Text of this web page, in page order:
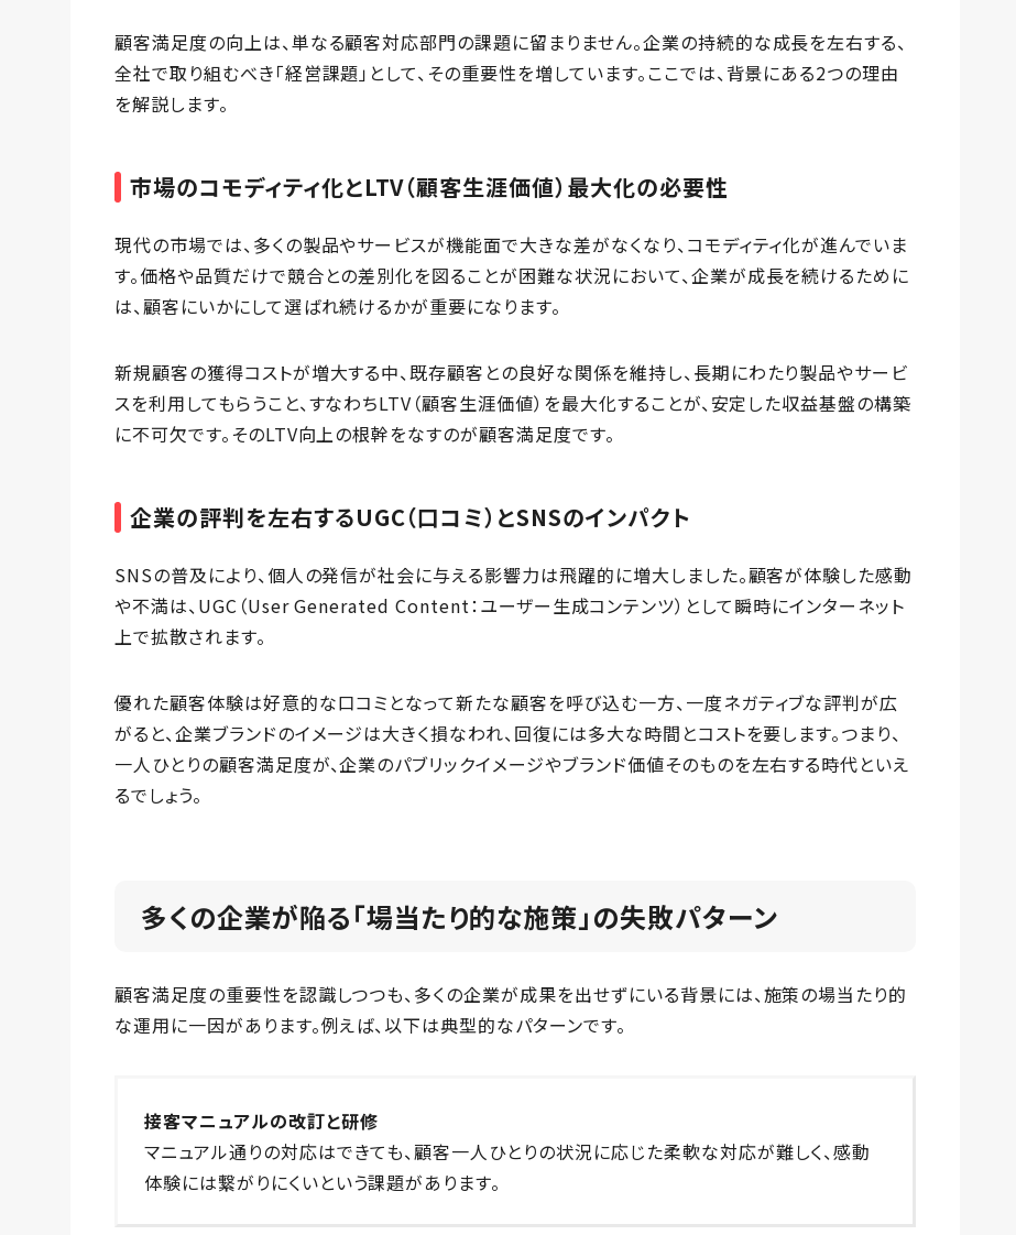
顧客満足度の向上は、単なる顧客対応部門の課題に留まりません。企業の持続的な成長を左右する、
全社で取り組むべき「経営課題」として、その重要性を増しています。ここでは、背景にある2つの理由
を解説します。
市場のコモディティ化とLTV（顧客生涯価値）最大化の必要性
現代の市場では、多くの製品やサービスが機能面で大きな差がなくなり、コモディティ化が進んでいま
す。価格や品質だけで競合との差別化を図ることが困難な状況において、企業が成長を続けるために
は、顧客にいかにして選ばれ続けるかが重要になります。
新規顧客の獲得コストが増大する中、既存顧客との良好な関係を維持し、長期にわたり製品やサービ
スを利用してもらうこと、すなわちLTV（顧客生涯価値）を最大化することが、安定した収益基盤の構築
に不可欠です。そのLTV向上の根幹をなすのが顧客満足度です。
企業の評判を左右するUGC（口コミ）とSNSのインパクト
SNSの普及により、個人の発信が社会に与える影響力は飛躍的に増大しました。顧客が体験した感動
や不満は、UGC（User Generated Content：ユーザー生成コンテンツ）として瞬時にインターネット
上で拡散されます。
優れた顧客体験は好意的な口コミとなって新たな顧客を呼び込む一方、一度ネガティブな評判が広
がると、企業ブランドのイメージは大きく損なわれ、回復には多大な時間とコストを要します。つまり、
一人ひとりの顧客満足度が、企業のパブリックイメージやブランド価値そのものを左右する時代といえ
るでしょう。
多くの企業が陥る「場当たり的な施策」の失敗パターン
顧客満足度の重要性を認識しつつも、多くの企業が成果を出せずにいる背景には、施策の場当たり的
な運用に一因があります。例えば、以下は典型的なパターンです。
接客マニュアルの改訂と研修
マニュアル通りの対応はできても、顧客一人ひとりの状況に応じた柔軟な対応が難しく、感動
体験には繋がりにくいという課題があります。